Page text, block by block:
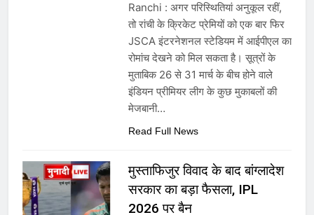
Ranchi : अगर परिस्थितियां अनुकूल रहीं,
तो रांची के क्रिकेट प्रेमियों को एक बार फिर
JSCA इंटरनेशनल स्टेडियम में आईपीएल का
रोमांच देखने को मिल सकता है। सूत्रों के
मुताबिक 26 से 31 मार्च के बीच होने वाले
इंडियन प्रीमियर लीग के कुछ मुकाबलों की
मेजबानी…
Read Full News
मुस्ताफिजुर विवाद के बाद बांग्लादेश
सरकार का बड़ा फैसला, IPL
2026 पर बैन